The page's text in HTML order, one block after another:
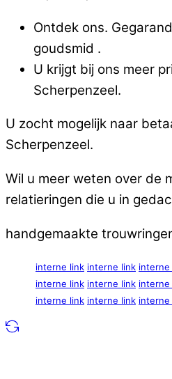
Ontdek ons.
goudsmid .
U krijgt bij ons meer
Scherpenzeel.
U zocht mogelijk naar
Scherpenzeel.
Wil u meer weten over de
relatieringen die u in
handgemaakte
interne link interne link interne
interne link interne link interne
interne link interne link interne